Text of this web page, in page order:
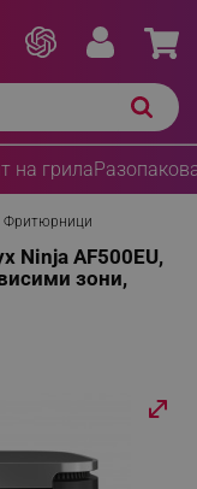
на грила
Фритюрници
Ninja AF500EU,
зони,